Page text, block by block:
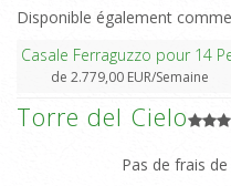
Disponible également
Casale Ferraguzzo pour 14
de 2.779,00 EUR/Semaine
Torre del Cielo
Pas de frais